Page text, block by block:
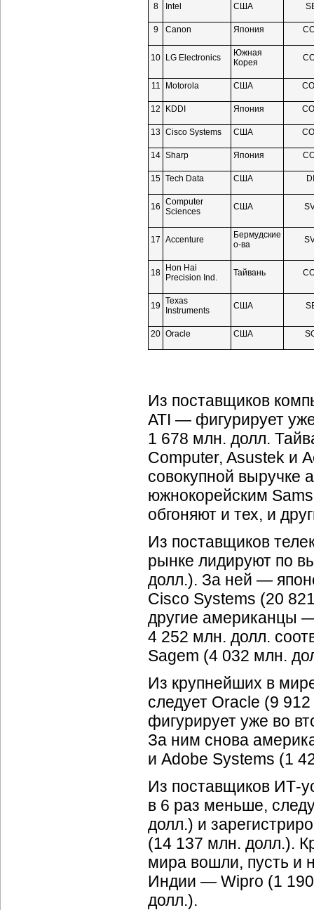
8 Intel США
9 Canon Япония
10 LG Electronics
Южная
Корея
11 Motorola США
12 KDDI Япония
13 Сisco Systems США
14 Sharp Япония
15 Tech Data США
16 Computer
Sciences
США
17 Accenture
Бермудские
о-ва
18
Hon Hai
Precision Ind.
Тайвань
19 Texas
Instruments
США
20 Oracle США
Из поставщиков
ATI — фигурирует
1 678 млн. долл.
Computer, Asustek и
совокупной выручке
южнокорейским
обгоняют и тех, и
Из поставщиков
рынке лидируют по
долл.). За ней —
Сisco Systems (20
другие американцы
4 252 млн. долл.
Sagem (4 032 млн.
Из крупнейших в
следует Oracle (9
фигурирует уже во
За ним снова
и Adobe Systems (1
Из поставщиков ИТ-
в 6 раз меньше,
долл.) и
(14 137 млн. долл.).
мира вошли, пусть и
Индии — Wipro (1
долл.).